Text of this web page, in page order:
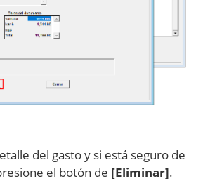
del gasto y si está seguro de
el botón de [Eliminar].